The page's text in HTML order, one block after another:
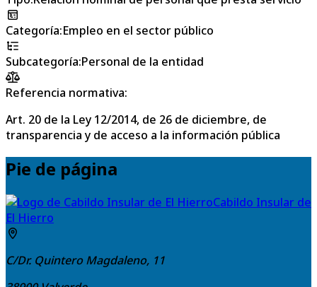
Categoría:Empleo en el sector público
Subcategoría:Personal de la entidad
Referencia normativa:
Art. 20 de la Ley 12/2014, de 26 de diciembre, de
transparencia y de acceso a la información pública
Pie de página
Cabildo Insular de
El Hierro
C/Dr. Quintero Magdaleno, 11